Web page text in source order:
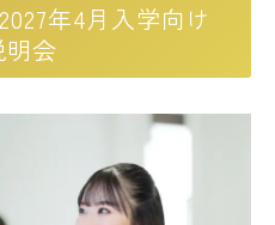
年4月入学向け
会